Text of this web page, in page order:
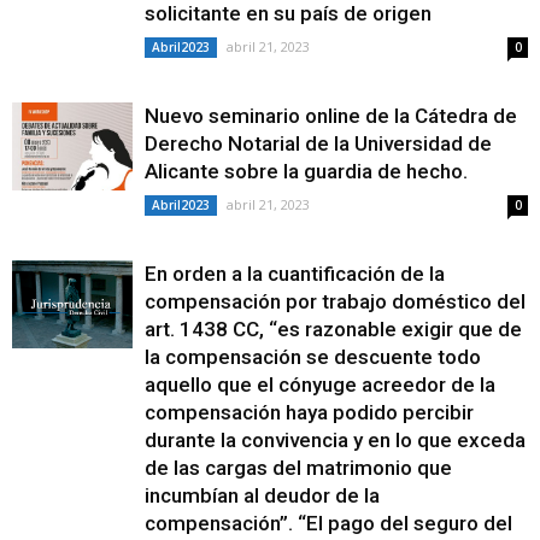
solicitante en su país de origen
Abril2023 abril 21, 2023 0
Nuevo seminario online de la Cátedra de
Derecho Notarial de la Universidad de
Alicante sobre la guardia de hecho.
Abril2023 abril 21, 2023 0
En orden a la cuantificación de la
compensación por trabajo doméstico del
art. 1438 CC, “es razonable exigir que de
la compensación se descuente todo
aquello que el cónyuge acreedor de la
compensación haya podido percibir
durante la convivencia y en lo que exceda
de las cargas del matrimonio que
incumbían al deudor de la
compensación”. “El pago del seguro del